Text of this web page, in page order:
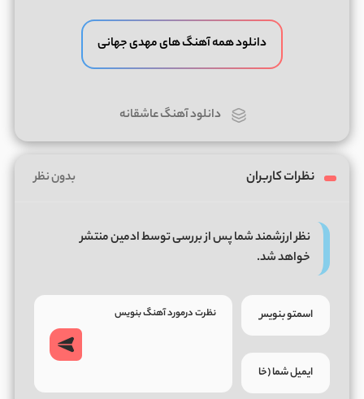
دانلود همه آهنگ های مهدی جهانی
دانلود آهنگ عاشقانه
نظرات کاربران بدون نظر
نظر ارزشمند شما پس از بررسی توسط ادمین منتشر
خواهد شد.